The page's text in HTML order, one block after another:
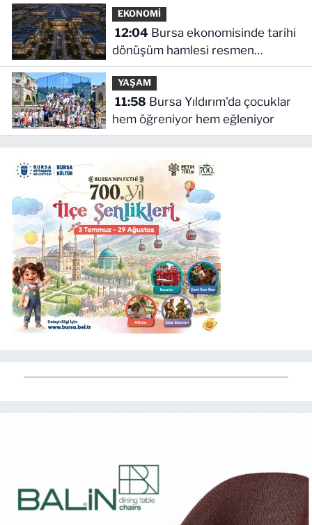
EKONOMİ
12:04Bursa ekonomisinde tarihi
dönüşüm hamlesi resmen
başladı... TEKNOSAB KOBİ
OSB'de başvurular başladı
YAŞAM
11:58
hem öğreniyor hem eğleniyor